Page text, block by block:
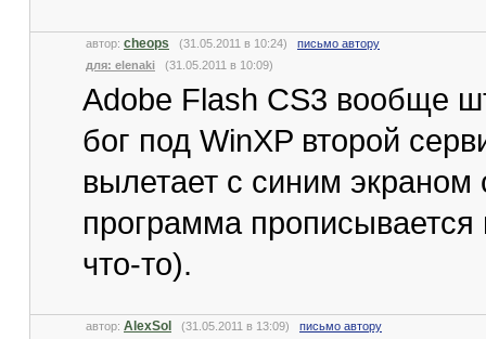
автор: cheops (31.05.2011 в 10:24) письмо автору
для: elenaki (31.05.2011 в 10:09)
Adobe Flash CS3 вообще
бог под WinXP второй
вылетает с синим
программа
что-то).
автор: AlexSol (31.05.2011 в 13:09) письмо автору